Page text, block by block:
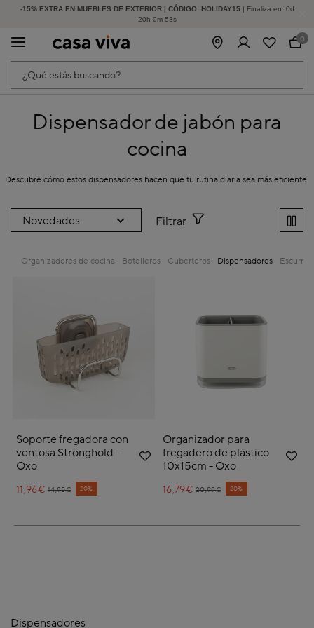
-15% EXTRA EN MUEBLES DE EXTERIOR | CÓDIGO: HOLIDAY15 | Finaliza en: 0d
20h 0m 53s
HASTA -60% DE DESCUENTO | SEGUNDAS REBAJAS
¿Qué estás buscando?
0
Dispensador de jabón para
cocina
Descubre cómo estos dispensadores hacen que tu rutina diaria sea más eficiente.
Filtrar
Organizadores de cocina Botelleros Cuberteros Dispensadores
Soporte fregadora con
ventosa Stronghold -
Oxo
Price reduced from
14,95€
to 20%
11,96€
Organizador para
fregadero de plástico
10x15cm - Oxo
Price reduced from
20,99€
to 20%
16,79€
Dispensadores